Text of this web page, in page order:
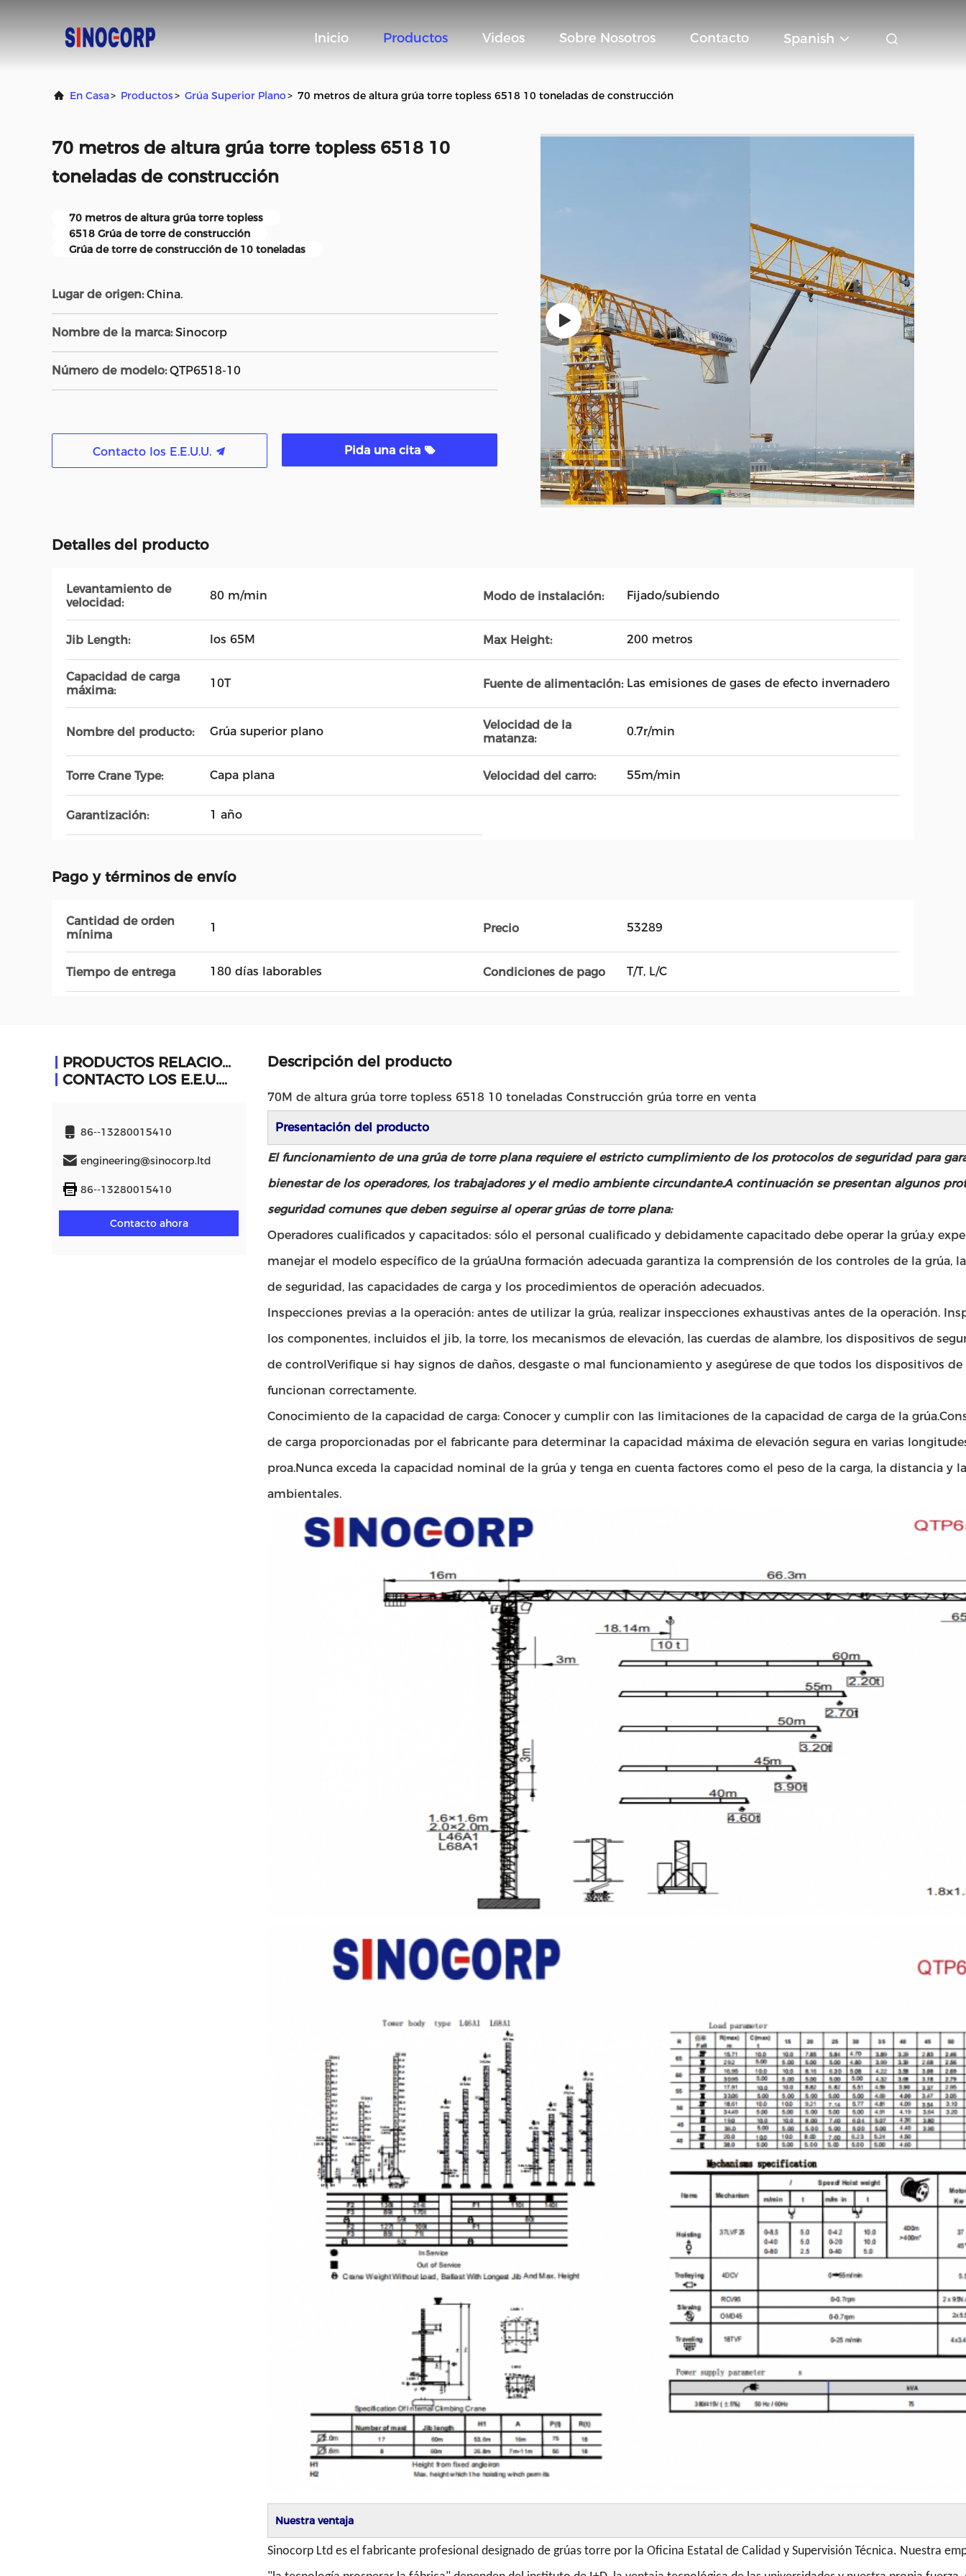
Inicio Productos Videos Sobre Nosotros Contacto Spanish
En Casa> Productos> Grúa Superior Plano> 70 metros de altura grúa torre topless 6518 10 toneladas de construcción
70 metros de altura grúa torre topless 6518 10
toneladas de construcción
70 metros de altura grúa torre topless
6518 Grúa de torre de construcción
Grúa de torre de construcción de 10 toneladas
Lugar de origen: China.
Nombre de la marca: Sinocorp
Número de modelo: QTP6518-10
Contacto los E.E.U.U. Pida una cita
Detalles del producto
Levantamiento de
velocidad:
80 m/min Modo de instalación: Fijado/subiendo
Jib Length: los 65M Max Height: 200 metros
Capacidad de carga
máxima:
10T Fuente de alimentación: Las emisiones de gases de efecto invernadero
Nombre del producto: Grúa superior plano
Velocidad de la
matanza:
0.7r/min
Torre Crane Type: Capa plana Velocidad del carro: 55m/min
Garantización: 1 año
Pago y términos de envío
Cantidad de orden
mínima
1 Precio 53289
Tiempo de entrega 180 días laborables Condiciones de pago T/T, L/C
PRODUCTOS RELACIONADOS
CONTACTO LOS E.E.U.U.
86--13280015410
engineering@sinocorp.ltd
86--13280015410
Contacto ahora
Descripción del producto
70M de altura grúa torre topless 6518 10 toneladas Construcción grúa torre en venta
Presentación del producto
El funcionamiento de una grúa de torre plana requiere el estricto cumplimiento de los protocolos de seguridad para
bienestar de los operadores, los trabajadores y el medio ambiente circundante.A continuación se presentan algunos
seguridad comunes que deben seguirse al operar grúas de torre plana:
Operadores cualificados y capacitados: sólo el personal cualificado y debidamente capacitado debe operar la grúa.y
manejar el modelo específico de la grúaUna formación adecuada garantiza la comprensión de los controles de la grúa,
de seguridad, las capacidades de carga y los procedimientos de operación adecuados.
Inspecciones previas a la operación: antes de utilizar la grúa, realizar inspecciones exhaustivas antes de la operación.
los componentes, incluidos el jib, la torre, los mecanismos de elevación, las cuerdas de alambre, los dispositivos de
de controlVerifique si hay signos de daños, desgaste o mal funcionamiento y asegúrese de que todos los dispositivos de
funcionan correctamente.
Conocimiento de la capacidad de carga: Conocer y cumplir con las limitaciones de la capacidad de carga de la
de carga proporcionadas por el fabricante para determinar la capacidad máxima de elevación segura en varias
proa.Nunca exceda la capacidad nominal de la grúa y tenga en cuenta factores como el peso de la carga, la distancia y
ambientales.
Nuestra ventaja
Sinocorp Ltd es el fabricante profesional designado de grúas torre por la Oficina Estatal de Calidad y Supervisión Técnica. Nuestra